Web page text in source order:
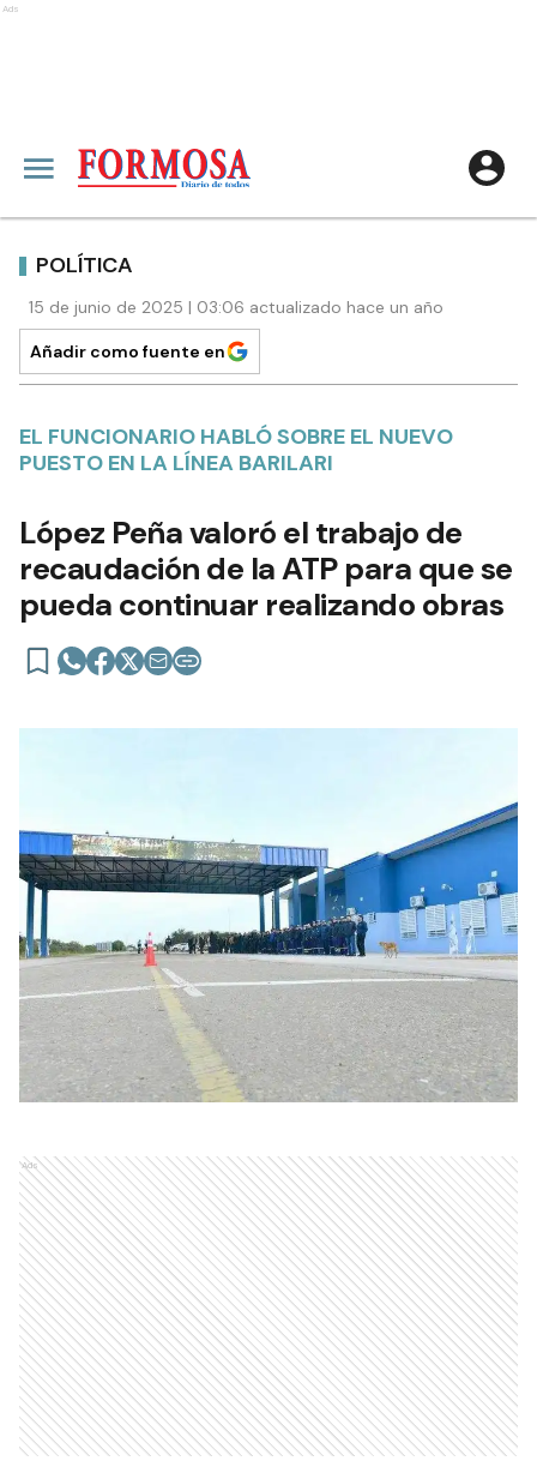
Ads
POLÍTICA
15 de junio de 2025 | 03:06 actualizado hace un año
Añadir como fuente en
EL FUNCIONARIO HABLÓ SOBRE EL NUEVO
PUESTO EN LA LÍNEA BARILARI
López Peña valoró el trabajo de
recaudación de la ATP para que se
pueda continuar realizando obras
Ads